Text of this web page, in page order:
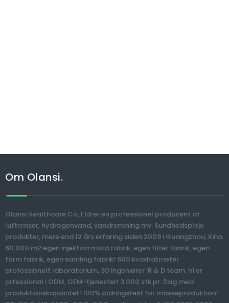
Om Olansi.
Olansi Healthcare Co, Ltd er en professionel producent af
luftrenser, hydrogenvand, vandrensning mv. Sundhedspleje
produkter, mere end 12 års erfaring siden 2009 i Guangzhou, Kina.
60.000 m2 egen injektion mold fabrik, egen filter fabrik, egen
form fabrik, egen samling fabrik! 600 kvadratmeter
professionelt laboratorium, 30 ingeniører 'R & D team. Vi er
prfessional i ODM, OEM-tjenester! 3.000 stk pr. Dag med
produktionskapacitet! 100% aldringstest for masseproduktion!